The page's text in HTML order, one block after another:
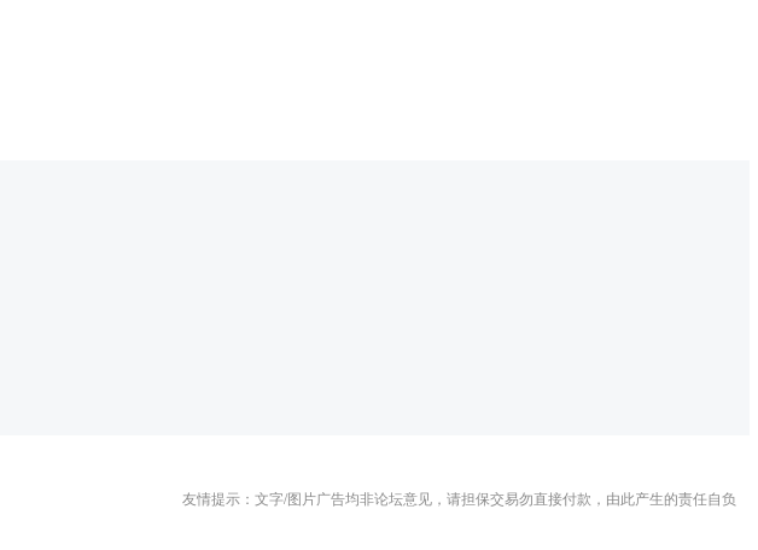
友情提示：文字/图片广告均非论坛意见，请担保交易勿直接付款，由此产生的责任自负